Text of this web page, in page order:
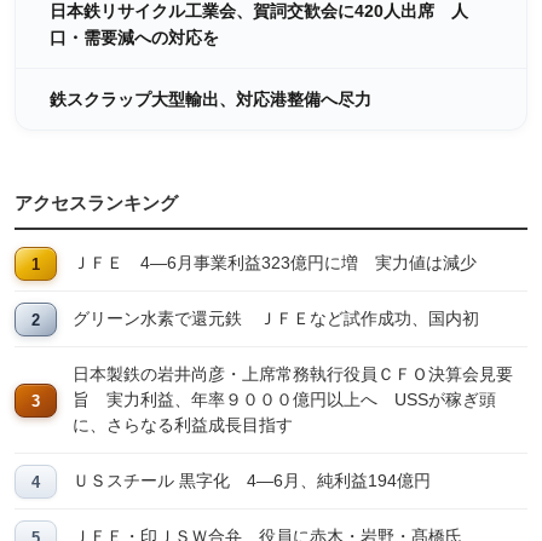
日本鉄リサイクル工業会、賀詞交歓会に420人出席 人
口・需要減への対応を
鉄スクラップ大型輸出、対応港整備へ尽力
アクセスランキング
ＪＦＥ 4―6月事業利益323億円に増 実力値は減少
グリーン水素で還元鉄 ＪＦＥなど試作成功、国内初
日本製鉄の岩井尚彦・上席常務執行役員ＣＦＯ決算会見要
旨 実力利益、年率９０００億円以上へ USSが稼ぎ頭
に、さらなる利益成長目指す
ＵＳスチール 黒字化 4―6月、純利益194億円
ＪＦＥ・印ＪＳＷ合弁 役員に赤木・岩野・髙橋氏